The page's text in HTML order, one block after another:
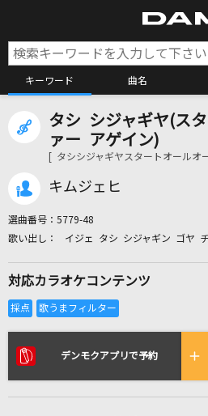
キーワード 曲名
カラオケ
カラオケリク
リアルタイムで歌われ
[生音]Ya Ya あの時代を忘れ
タシ シジャギヤ(ス
ァー アゲイン)
[ タシシジャギヤスタートオールオ
キムジェヒ
選曲番号： 5779-48
イジェ タシ シジャギン ゴヤ
対応カラオケコンテンツ
デンモクアプリで予約